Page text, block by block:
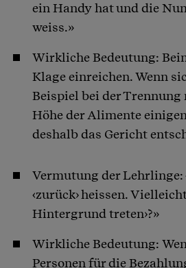
ein Handy hat und die
weiss.»
Wirkliche Bedeutung:
Klage einreichen. Wenn
Beispiel bei der Trennung
Höhe der Alimente
deshalb das Gericht
Vermutung der Lehrlinge:
‹zurück› heissen.
Hintergrund treten›?»
Wirkliche Bedeutung:
Personen für die